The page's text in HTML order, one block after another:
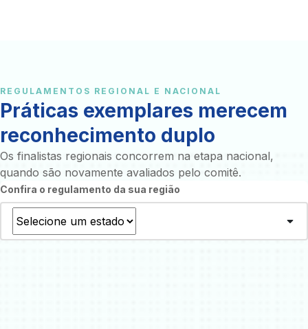
REGULAMENTOS REGIONAL E NACIONAL
Práticas exemplares merecem
reconhecimento duplo
Os finalistas regionais concorrem na etapa nacional,
quando são novamente avaliados pelo comitê.
Confira o regulamento da sua região